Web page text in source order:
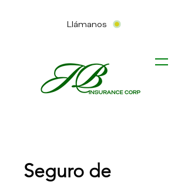
Llámanos
Seguro de